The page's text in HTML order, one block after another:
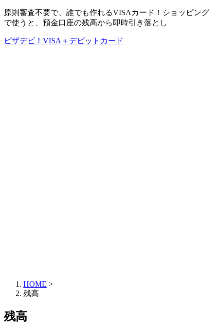
原則審査不要で、誰でも作れるVISAカード！ショッピング
で使うと、預金口座の残高から即時引き落とし
ビザデビ！VISA＋デビットカード
HOME >
残高
残高